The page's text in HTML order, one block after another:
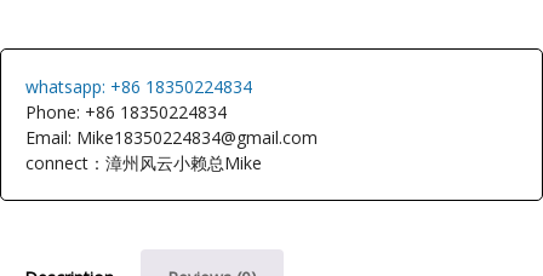
whatsapp: +86 18350224834
Phone: +86 18350224834
Email: Mike18350224834@gmail.com
connect：漳州风云小赖总Mike